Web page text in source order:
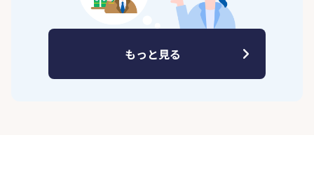
もっと見る